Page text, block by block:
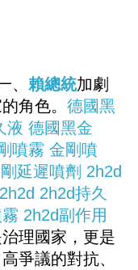
、 賴總統加劇
角色。 德國黑
液 德國黑金
噴霧 金剛噴
延遲噴劑 2h2d
2h2d持久
2h2d副作用
理國家，更是
爭議的對抗、